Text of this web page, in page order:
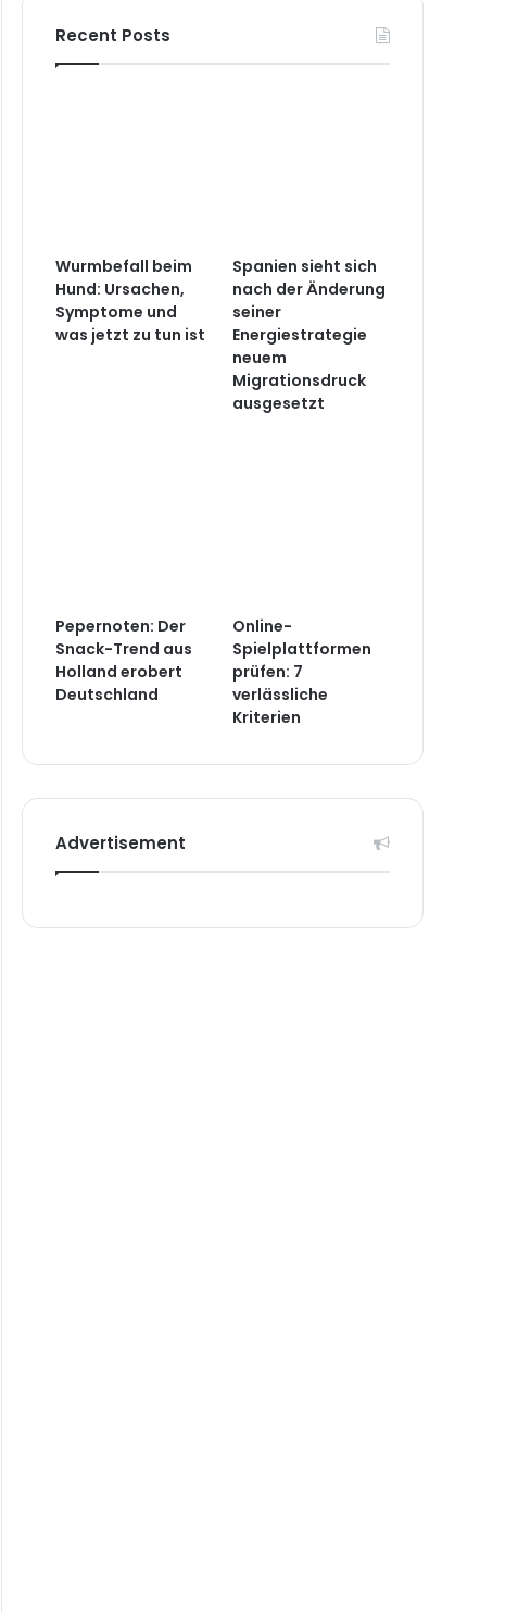
Recent Posts
Wurmbefall beim
Hund: Ursachen,
Symptome und
was jetzt zu tun ist
Spanien sieht sich
nach der Änderung
seiner
Energiestrategie
neuem
Migrationsdruck
ausgesetzt
Pepernoten: Der
Snack-Trend aus
Holland erobert
Deutschland
Online-
Spielplattformen
prüfen: 7
verlässliche
Kriterien
Advertisement